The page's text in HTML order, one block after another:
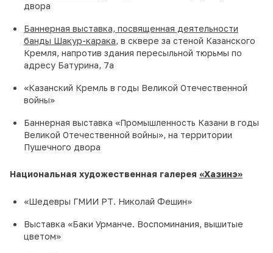
двора
Баннерная выставка, посвященная деятельности
банды Шакур-карака, в сквере за стеной Казанского
Кремля, напротив здания пересыльной тюрьмы по
адресу Батурина, 7а
«Казанский Кремль в годы Великой Отечественной
войны»
Баннерная выставка «Промышленность Казани в годы
Великой Отечественной войны», на территории
Пушечного двора
Национальная художественная галерея «Хазинэ»
«Шедевры ГМИИ РТ. Николай Фешин»
Выставка «Баки Урманче. Воспоминания, вышитые
цветом»